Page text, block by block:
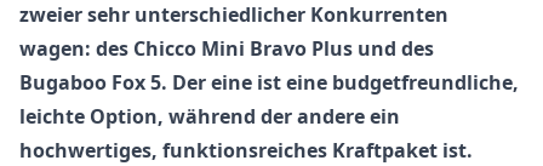
zweier sehr unterschiedlicher Konkurrenten
wagen: des Chicco Mini Bravo Plus und des
Bugaboo Fox 5. Der eine ist eine budgetfreundliche,
leichte Option, während der andere ein
hochwertiges, funktionsreiches Kraftpaket ist.